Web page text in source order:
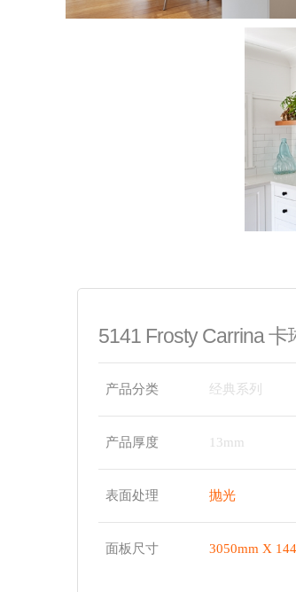
5141 Frosty Carrina 卡
产品分类 经典系列
产品厚度 13mm
表面处理 抛光
面板尺寸 3050mm X